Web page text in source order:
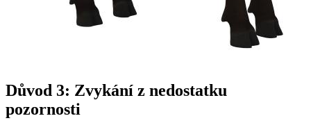
Důvod 3: Zvykání z nedostatku
pozornosti